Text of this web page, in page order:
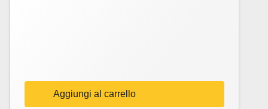
Aggiungi al carrello